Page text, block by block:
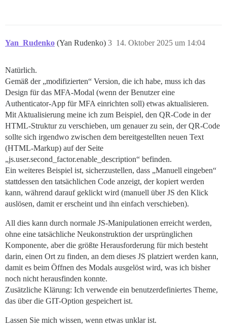
Yan_Rudenko (Yan Rudenko) 14. Oktober 2025 um 14:04
3
Natürlich.
Gemäß der „modifizierten“ Version, die ich habe, muss ich das
Design für das MFA-Modal (wenn der Benutzer eine
Authenticator-App für MFA einrichten soll) etwas aktualisieren.
Mit Aktualisierung meine ich zum Beispiel, den QR-Code in der
HTML-Struktur zu verschieben, um genauer zu sein, der QR-Code
sollte sich irgendwo zwischen dem bereitgestellten neuen Text
(HTML-Markup) auf der Seite
„js.user.second_factor.enable_description“ befinden.
Ein weiteres Beispiel ist, sicherzustellen, dass „Manuell eingeben“
stattdessen den tatsächlichen Code anzeigt, der kopiert werden
kann, während darauf geklickt wird (manuell über JS den Klick
auslösen, damit er erscheint und ihn einfach verschieben).
All dies kann durch normale JS-Manipulationen erreicht werden,
ohne eine tatsächliche Neukonstruktion der ursprünglichen
Komponente, aber die größte Herausforderung für mich besteht
darin, einen Ort zu finden, an dem dieses JS platziert werden kann,
damit es beim Öffnen des Modals ausgelöst wird, was ich bisher
noch nicht herausfinden konnte.
Zusätzliche Klärung: Ich verwende ein benutzerdefiniertes Theme,
das über die GIT-Option gespeichert ist.
Lassen Sie mich wissen, wenn etwas unklar ist.